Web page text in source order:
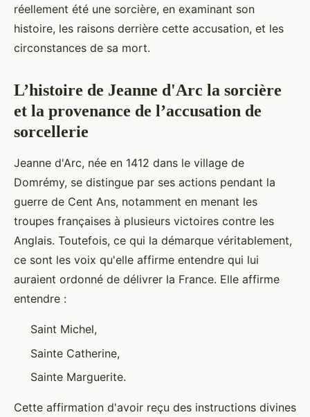
réellement été une sorcière, en examinant son
histoire, les raisons derrière cette accusation, et les
circonstances de sa mort.
L’histoire de Jeanne d'Arc la sorcière
et la provenance de l’accusation de
sorcellerie
Jeanne d'Arc, née en 1412 dans le village de
Domrémy, se distingue par ses actions pendant la
guerre de Cent Ans, notamment en menant les
troupes françaises à plusieurs victoires contre les
Anglais. Toutefois, ce qui la démarque véritablement,
ce sont les voix qu'elle affirme entendre qui lui
auraient ordonné de délivrer la France. Elle affirme
entendre :
Saint Michel,
Sainte Catherine,
Sainte Marguerite.
Cette affirmation d'avoir reçu des instructions divines